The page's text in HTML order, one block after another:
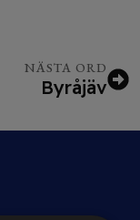
NÄSTA ORD
Byråjäv